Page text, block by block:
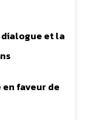
et la
faveur de